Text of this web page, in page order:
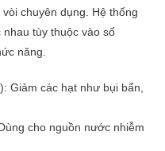
chuyên dụng. Hệ thống
nhau tùy thuộc vào số
năng.
Giảm các hạt như bụi bẩn,
cho nguồn nước nhiễm